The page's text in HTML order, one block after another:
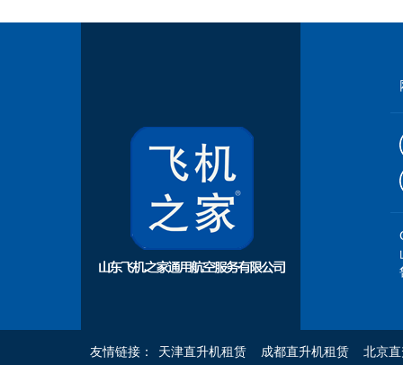
友情链接： 天津直升机租赁 成都直升机租赁 北京